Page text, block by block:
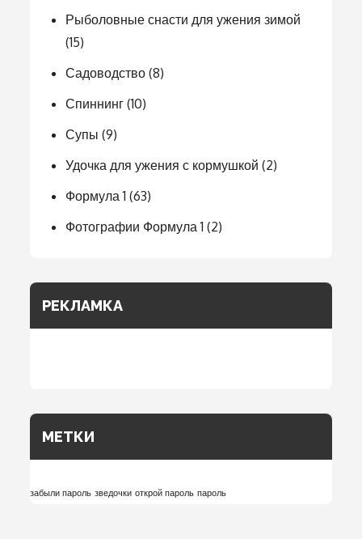
Рыболовные снасти для ужения зимой
(15)
Садоводство (8)
Спиннинг (10)
Супы (9)
Удочка для ужения с кормушкой (2)
Формула 1 (63)
Фотографии Формула 1 (2)
РЕКЛАМКА
МЕТКИ
забыли пароль зведочки открой пароль пароль